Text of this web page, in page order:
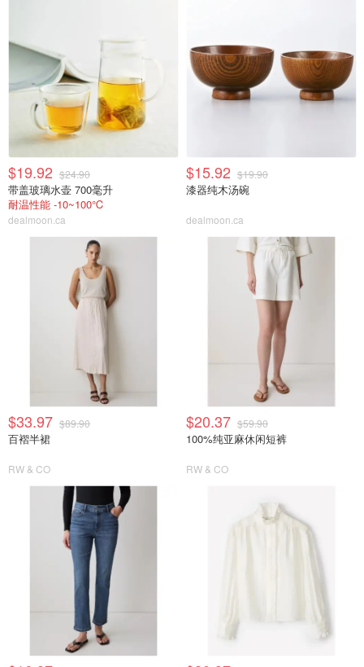
$19.92 $24.90
带盖玻璃水壶 700毫升
耐温性能 -10~100℃
dealmoon.ca
$15.92 $19.90
漆器纯木汤碗
dealmoon.ca
$33.97 $89.90
百褶半裙
RW & CO
$20.37 $59.90
100%纯亚麻休闲短裤
RW & CO